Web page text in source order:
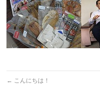
← こんにちは！